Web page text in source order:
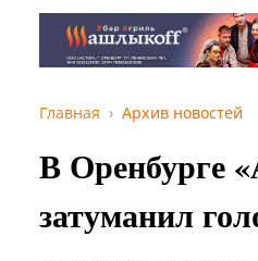
Главная Архив новостей
В Оренбурге
затуманил